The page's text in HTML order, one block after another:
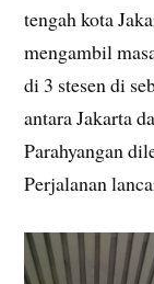
tengah kota
mengambil
di 3 stesen di
antara Jakarta
Parahyangan
Perjalanan